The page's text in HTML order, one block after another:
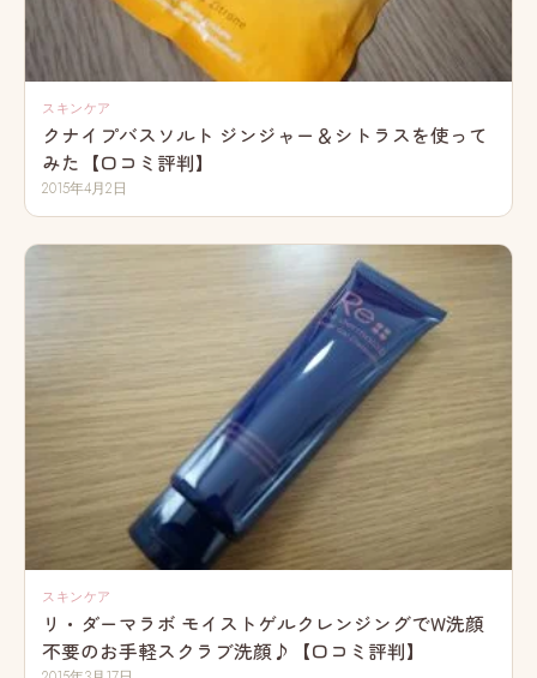
スキンケア
クナイプバスソルト ジンジャー＆シトラスを使って
みた【口コミ評判】
2015年4月2日
スキンケア
リ・ダーマラボ モイストゲルクレンジングでW洗顔
不要のお手軽スクラブ洗顔♪【口コミ評判】